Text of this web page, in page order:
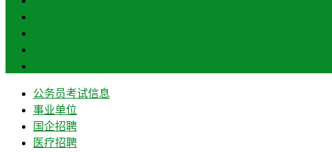
公务员考试信息
事业单位
国企招聘
医疗招聘